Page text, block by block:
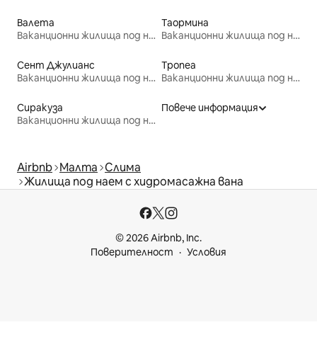
Валета
Ваканционни жилища под наем
Таормина
Ваканционни жилища под наем
Сент Джулианс
Ваканционни жилища под наем
Тропеа
Ваканционни жилища под наем
Сиракуза
Ваканционни жилища под наем
Повече информация
Airbnb Малта Слима
Жилища под наем с хидромасажна вана
© 2026 Airbnb, Inc.
Поверителност
Условия